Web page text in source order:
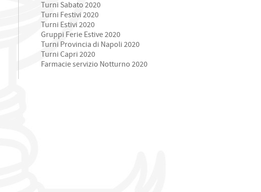
Turni Sabato 2020
Turni Festivi 2020
Turni Estivi 2020
Gruppi Ferie Estive 2020
Turni Provincia di Napoli 2020
Turni Capri 2020
Farmacie servizio Notturno 2020